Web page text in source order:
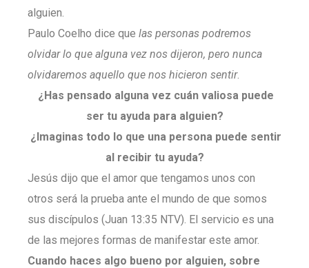
alguien.
Paulo Coelho dice que las personas podremos
olvidar lo que alguna vez nos dijeron, pero nunca
olvidaremos aquello que nos hicieron sentir.
¿Has pensado alguna vez cuán valiosa puede
ser tu ayuda para alguien?
¿Imaginas todo lo que una persona puede sentir
al recibir tu ayuda?
Jesús dijo que el amor que tengamos unos con
otros será la prueba ante el mundo de que somos
sus discípulos (Juan 13:35 NTV). El servicio es una
de las mejores formas de manifestar este amor.
Cuando haces algo bueno por alguien, sobre